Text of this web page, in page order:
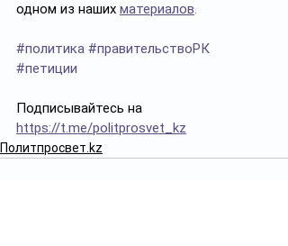
одном из наших материалов.
#политика #правительствоРК
#петиции
Подписывайтесь на
https://t.me/politprosvet_kz
Политпросвет.kz